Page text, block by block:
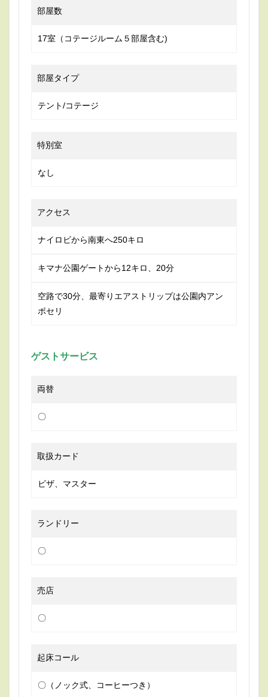
部屋数
17室（コテージルーム５部屋含む)
部屋タイプ
テント/コテージ
特別室
なし
アクセス
ナイロビから南東へ250キロ
キマナ公園ゲートから12キロ、20分
空路で30分、最寄りエアストリップは公園内アン
ボセリ
ゲストサービス
両替
〇
取扱カード
ビザ、マスター
ランドリー
〇
売店
〇
起床コール
〇（ノック式、コーヒーつき）